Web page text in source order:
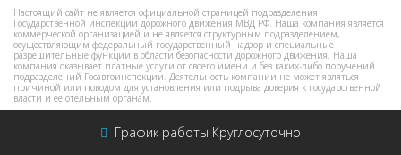
Настоящий сайт не является официальной страницей подразделения
Государственной инспекции дорожного движения МВД РФ. Наша компания является
коммерческой организацией и не является структурным подразделением,
осуществляющим федеральный государственный надзор и специальные
разрешительные функции в области безопасности дорожного движения. Наша
компания оказывает платные услуги от своего имени и без каких-либо поручений
подразделений Госавтоинспекции. Деятельность компании не может являться
причиной или поводом для установления или подрыва доверия к государственной
власти и ее отельным органам.
График работы Круглосуточно